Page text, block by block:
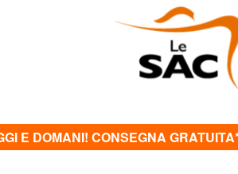
E DOMANI! CONSEGNA